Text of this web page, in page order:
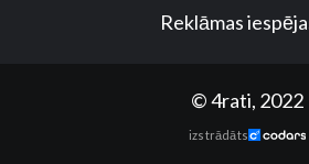
Reklāmas
© 4rati, 2022
izstrādāts